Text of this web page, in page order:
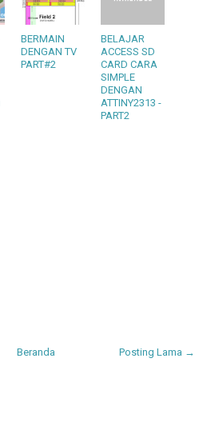
BERMAIN
DENGAN TV
PART#2
BELAJAR
ACCESS SD
CARD CARA
SIMPLE
DENGAN
ATTINY2313 -
PART2
Posting Lama →
Beranda